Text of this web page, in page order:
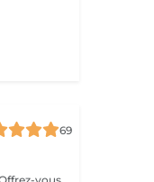
69